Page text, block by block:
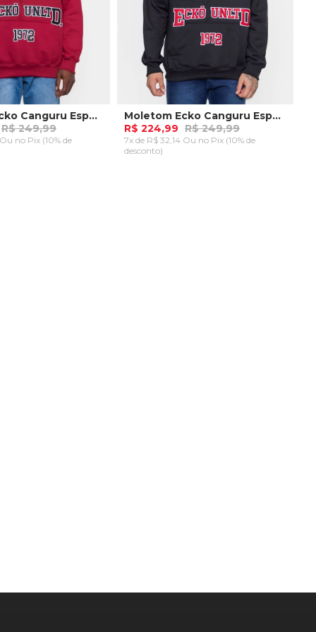
Moletom Ecko Canguru Especial com Bordado Rubi
R$ 249,99
no Pix (10% de
Moletom Ecko Canguru Especial com Bordado Preto
R$ 224,99 R$ 249,99
7x de R$ 32,14 Ou no Pix (10% de
desconto)